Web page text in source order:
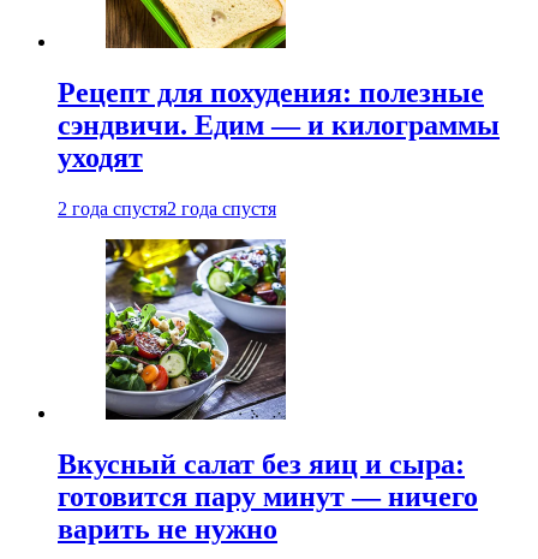
Рецепт для похудения: полезные
сэндвичи. Едим — и килограммы
уходят
2 года спустя2 года спустя
Вкусный салат без яиц и сыра:
готовится пару минут — ничего
варить не нужно